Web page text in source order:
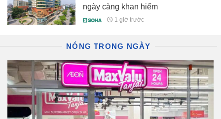
ngày càng khan hiếm
1 giờ trước
NÓNG TRONG NGÀY